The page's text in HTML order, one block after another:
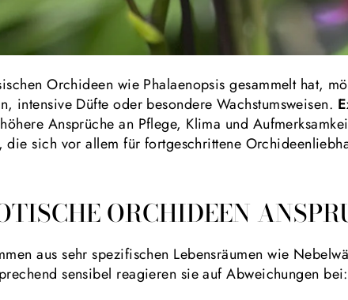
Orchideen wie Phalaenopsis gesammelt hat,
intensive Düfte oder besondere Wachstumsweisen.
Ansprüche an Pflege, Klima und
die sich vor allem für fortgeschrittene
ORCHIDEEN
aus sehr spezifischen Lebensräumen wie
sensibel reagieren sie auf Abweichungen bei: